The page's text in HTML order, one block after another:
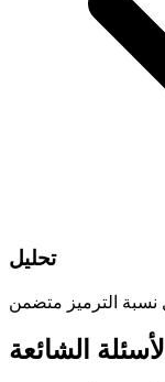
تحليل
الأسئلة الشائعة